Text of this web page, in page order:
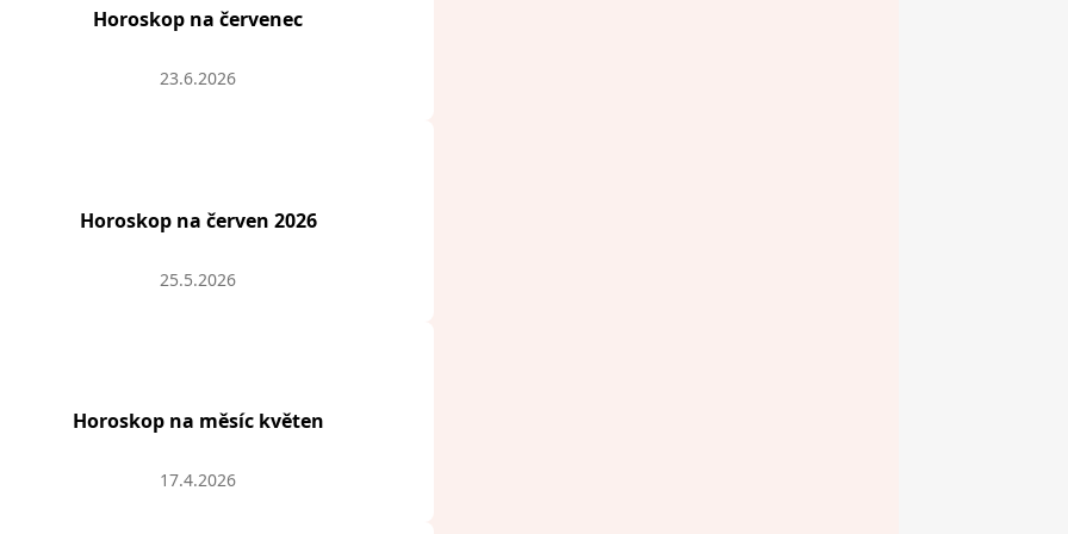
Horoskop na červenec
23.6.2026
Horoskop na červen 2026
25.5.2026
Horoskop na měsíc květen
17.4.2026